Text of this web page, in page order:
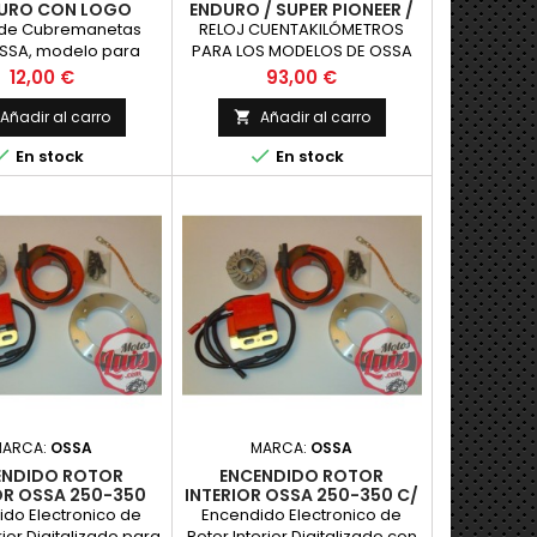
CON LOGO
Cubremanetas
modelo para
con corchete
logotip
Precio
12,00 €
Añadir al carro
En stock
ENDURO / SUPER PIONEER /
DESSERT / EXPLORER
RELOJ CUENTAKILÓMETROS
PARA LOS MODELOS DE OSSA
ENDURO, CON LA ESFERA VERDE.
Precio
93,00 €
 Añadir al carro
 En stock
OSSA
ROTOR
OSSA 250-350
Electronico de
MARCA: OSSA
ENCENDIDO ROTOR
INTERIOR OSSA 250-350 C/
CURVA POTENCIA
Encendido Electronico de